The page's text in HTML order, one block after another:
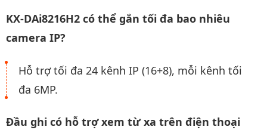
KX-DAi8216H2 có thể gắn tối đa bao nhiêu
camera IP?
Hỗ trợ tối đa 24 kênh IP (16+8), mỗi kênh tối
đa 6MP.
Đầu ghi có hỗ trợ xem từ xa trên điện thoại